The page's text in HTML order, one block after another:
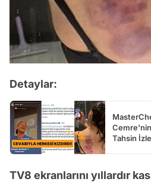
Detaylar:
Cemre'nin
Tahsin
TV8 ekranlarını yıllardır